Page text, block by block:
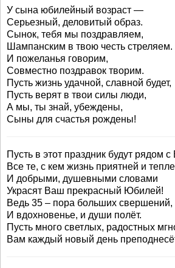
У сына юбилейный возраст —
Серьезный, деловитый образ.
Сынок, тебя мы поздравляем,
Шампанским в твою честь стреляем.
И пожеланья говорим,
Совместно поздравок творим.
Пусть жизнь удачной, славной будет,
Пусть верят в твои силы люди,
А мы, ты знай, убеждены,
Сыны для счастья рождены!
Пусть в этот праздник будут рядом
Все те, с кем жизнь приятней и
И добрыми, душевными словами
Украсят Ваш прекрасный Юбилей!
Ведь 35 – пора больших свершений,
И вдохновенье, и души полёт.
Пусть много светлых, радостных
Вам каждый новый день